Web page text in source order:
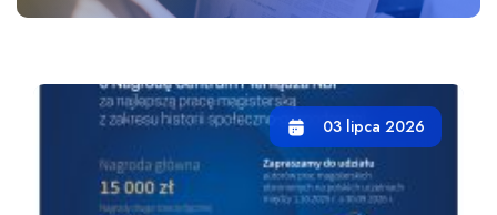
03 lipca 2026